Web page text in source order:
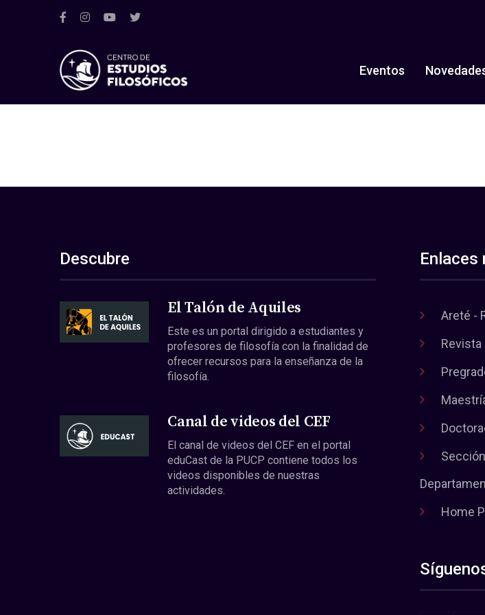
Eventos
Descubre
El Talón de Aquiles
Este es un portal dirigido a estudiantes y
profesores de filosofía con la finalidad de
ofrecer recursos para la enseñanza de la
filosofía.
Canal de videos del CEF
El canal de videos del CEF en el portal
eduCast de la PUCP contiene todos los
videos disponibles de nuestras
actividades.
Enlaces
Areté -
Home